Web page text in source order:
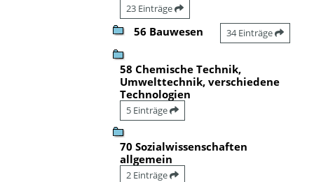
23 Einträge
56 Bauwesen 34 Einträge
58 Chemische Technik,
Umwelttechnik, verschiedene
Technologien
5 Einträge
70 Sozialwissenschaften
allgemein
2 Einträge